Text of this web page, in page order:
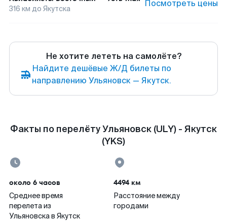
316 км до Якутска Посмотреть цены
Не хотите лететь на самолёте?
Найдите дешёвые Ж/Д билеты по
направлению Ульяновск — Якутск.
Факты по перелёту Ульяновск (ULY) - Якутск
(YKS)
около 6 часов
Среднее время
перелета из
Ульяновска в Якутск
4494 км
Расстояние между
городами